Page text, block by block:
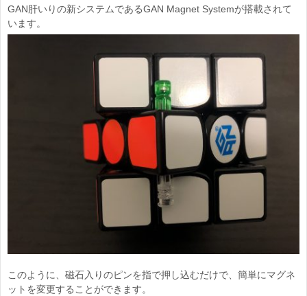
GAN肝いりの新システムであるGAN Magnet Systemが搭載されて
います。
このように、磁石入りのピンを指で押し込むだけで、簡単にマグネ
ットを変更することができます。